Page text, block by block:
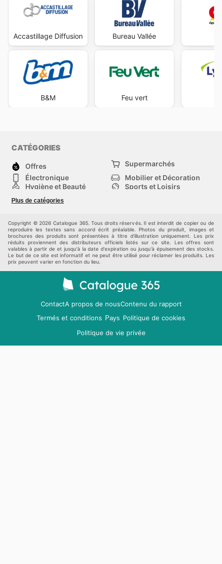
Accastillage Diffusion
B&M
Bureau Vallée
Feu vert
CATÉGORIES
Offres
Supermarchés
Électronique
Mobilier et Décoration
Hygiène et Beauté
Sports et Loisirs
Mode
Bricolage, jardin et
Plus de catégories
Copyright © 2026 Catalogue 365. Tous droits réservés. Il est interdit de copier ou de
reproduire les textes sans accord écrit préalable. Photos du produit, images et
brochures des produits sont présentées à titre d'illustration uniquement. Les prix
réduits proviennent des distributeurs officiels listés sur ce site. Les offres sont
valables à partir de et jusqu'à la date d'expiration ou jusqu'à épuisement des stocks.
Le but de ce site est informatif et ne peut être utilisé pour réclamer les produits. Les
prix peuvent varier en fonction du lieu.
ContactA propos de nousContenu du rapport
Termés et conditions Pays Politique de cookies
Politique de vie privée